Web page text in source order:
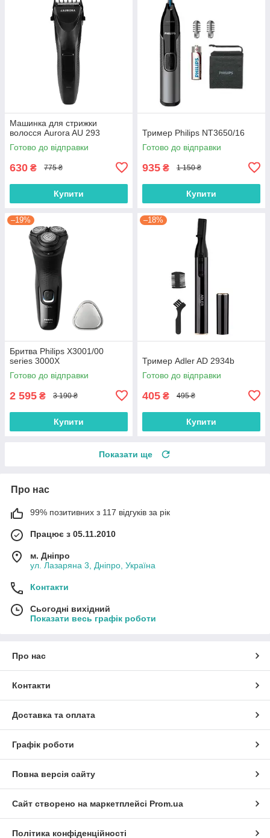
Машинка для стрижки
волосся Aurora AU 293
Готово до відправки
630 ₴ 775 ₴
Купити
Тример Philips NT3650/16
Готово до відправки
935 ₴ 1 150 ₴
Купити
–19%
Бритва Philips X3001/00
series 3000X
Готово до відправки
2 595 ₴ 3 190 ₴
Купити
–18%
Тример Adler AD 2934b
Готово до відправки
405 ₴ 495 ₴
Купити
Показати ще
Про нас
99% позитивних з 117 відгуків за рік
Працює з 05.11.2010
м. Дніпро
ул. Лазаряна 3, Дніпро, Україна
Контакти
Сьогодні вихідний
Показати весь графік роботи
Про нас
Контакти
Доставка та оплата
Графік роботи
Повна версія сайту
Сайт створено на маркетплейсі Prom.ua
Політика конфіденційності